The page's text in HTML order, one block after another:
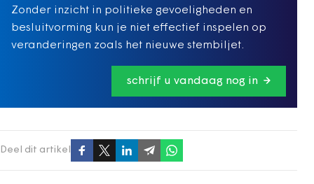
Zonder inzicht in politieke gevoeligheden en
besluitvorming kun je niet effectief inspelen op
veranderingen zoals het nieuwe stembiljet.
schrijf u vandaag nog in
Deel dit artikel